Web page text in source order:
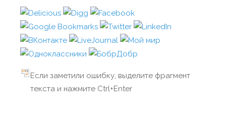
Если заметили ошибку, выделите фрагмент
текста и нажмите Ctrl+Enter